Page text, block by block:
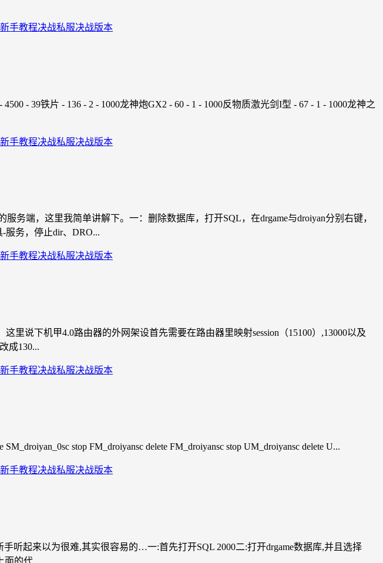
手教程决战私服决战版本
- 39铁片 - 136 - 2 - 1000龙神炮GX2 - 60 - 1 - 1000反物质激光剑I型 - 67 - 1 - 1000龙神之
手教程决战私服决战版本
端，这里我简单讲解下。一：删除数据库，打开SQL，在drgame与droiyan分别右键，
服务，停止dir、DRO...
手教程决战私服决战版本
说下机甲4.0路由器的外网架设首先需要在路由器里映射session（15100）,13000以及
成130...
手教程决战私服决战版本
stop FM_droiyansc delete FM_droiyansc stop UM_droiyansc delete U...
手教程决战私服决战版本
听起来以为很难,其实很容易的…一:首先打开SQL 2000二:打开drgame数据库,并且选择
的代...